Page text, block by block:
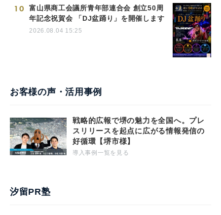
10
富山県商工会議所青年部連合会 創立50周
年記念祝賀会 「DJ盆踊り」を開催します
2026.08.04 15:25
お客様の声・活用事例
戦略的広報で堺の魅力を全国へ。プレ
スリリースを起点に広がる情報発信の
好循環【堺市様】
導入事例一覧を見る
汐留PR塾